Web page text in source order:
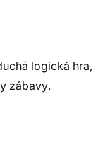
logická hra,
zábavy.